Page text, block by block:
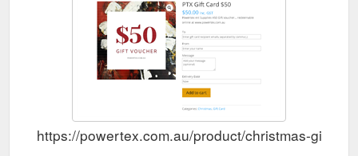
https://powertex.com.au/product/christmas-gift-